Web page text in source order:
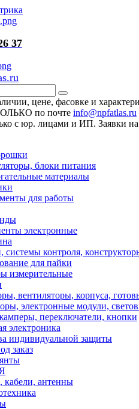
37
цене, фасовке и
по почте info@npfatlas.ru
с юр. лицами и ИП. Заявки на
блоки питания
материалы
для работы
электронные
системы контроля,
для пайки
измерительные
вентиляторы, корпуса,
электронные модули,
переключатели, кнопки
электроника
индивидуальной защиты
заказ
антенны